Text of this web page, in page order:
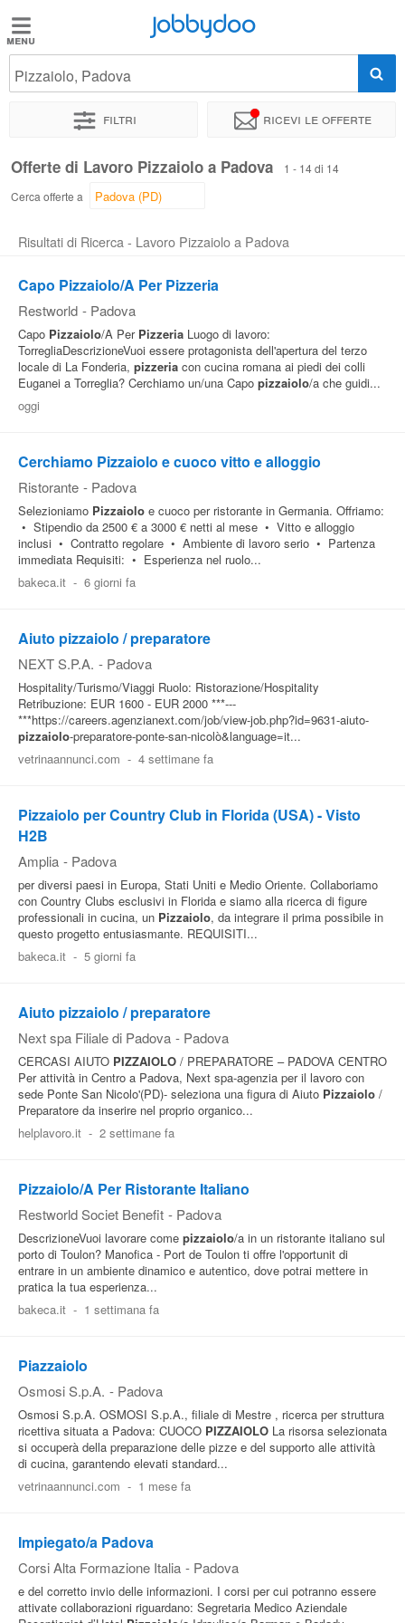
Jobbydoo
Offerte
Stipendi
Elenco
professioni
Blog
Offerte
Area
Aziende
Jobbydoo
Pizzaiolo, Padova
Filtri Ricevi le offerte
Offerte di Lavoro Pizzaiolo a Padova
1 - 14 di 14
Cerca offerte a
Risultati di Ricerca - Lavoro Pizzaiolo a Padova
Capo Pizzaiolo/A Per Pizzeria
Restworld - Padova
Capo Pizzaiolo/A Per Pizzeria Luogo di lavoro:
TorregliaDescrizioneVuoi essere protagonista dell'apertura del terzo
locale di La Fonderia, pizzeria con cucina romana ai piedi dei colli
Euganei a Torreglia? Cerchiamo un/una Capo pizzaiolo/a che guidi...
oggi
Cerchiamo Pizzaiolo e cuoco vitto e alloggio
Ristorante - Padova
Selezioniamo Pizzaiolo e cuoco per ristorante in Germania. Offriamo:
• Stipendio da 2500 € a 3000 € netti al mese • Vitto e alloggio
inclusi • Contratto regolare • Ambiente di lavoro serio • Partenza
immediata Requisiti: • Esperienza nel ruolo...
bakeca.it - 6 giorni fa
Aiuto pizzaiolo / preparatore
NEXT S.P.A. - Padova
Hospitality/Turismo/Viaggi Ruolo: Ristorazione/Hospitality
Retribuzione: EUR 1600 - EUR 2000 ***---
***https://careers.agenzianext.com/job/view-job.php?id=9631-aiuto-
pizzaiolo-preparatore-ponte-san-nicolò&language=it...
vetrinaannunci.com - 4 settimane fa
Pizzaiolo per Country Club in Florida (USA) - Visto
H2B
Amplia - Padova
per diversi paesi in Europa, Stati Uniti e Medio Oriente. Collaboriamo
con Country Clubs esclusivi in Florida e siamo alla ricerca di figure
professionali in cucina, un Pizzaiolo, da integrare il prima possibile in
questo progetto entusiasmante. REQUISITI...
bakeca.it - 5 giorni fa
Aiuto pizzaiolo / preparatore
Next spa Filiale di Padova - Padova
CERCASI AIUTO PIZZAIOLO / PREPARATORE – PADOVA CENTRO
Per attività in Centro a Padova, Next spa-agenzia per il lavoro con
sede Ponte San Nicolo'(PD)- seleziona una figura di Aiuto Pizzaiolo /
Preparatore da inserire nel proprio organico...
helplavoro.it - 2 settimane fa
Pizzaiolo/A Per Ristorante Italiano
Restworld Societ Benefit - Padova
DescrizioneVuoi lavorare come pizzaiolo/a in un ristorante italiano sul
porto di Toulon? Manofica - Port de Toulon ti offre l'opportunit di
entrare in un ambiente dinamico e autentico, dove potrai mettere in
pratica la tua esperienza...
bakeca.it - 1 settimana fa
Piazzaiolo
Osmosi S.p.A. - Padova
Osmosi S.p.A. OSMOSI S.p.A., filiale di Mestre , ricerca per struttura
ricettiva situata a Padova: CUOCO PIZZAIOLO La risorsa selezionata
si occuperà della preparazione delle pizze e del supporto alle attività
di cucina, garantendo elevati standard...
vetrinaannunci.com - 1 mese fa
Impiegato/a Padova
Corsi Alta Formazione Italia - Padova
e del corretto invio delle informazioni. I corsi per cui potranno essere
attivate collaborazioni riguardano: Segretaria Medico Aziendale